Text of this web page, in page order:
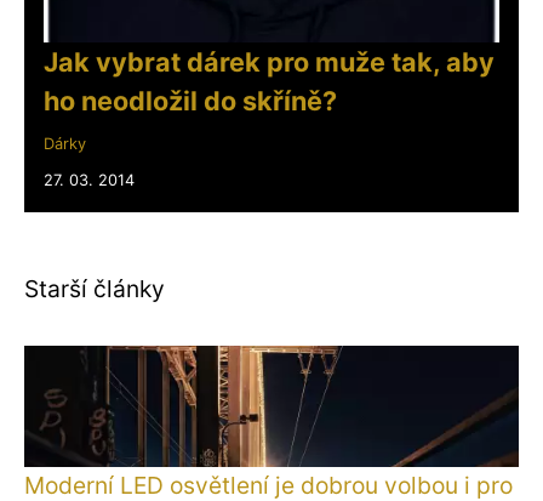
Jak vybrat dárek pro muže tak, aby
ho neodložil do skříně?
Dárky
27. 03. 2014
Starší články
Moderní LED osvětlení je dobrou volbou i pro